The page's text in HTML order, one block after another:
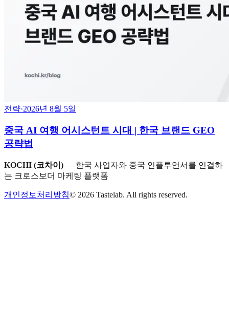
전략·2026년 8월 5일
중국 AI 여행 어시스턴트 시대 | 한국 브랜드 GEO
공략법
KOCHI (코차이) — 한국 사업자와 중국 인플루언서를 연결하
는 크로스보더 마케팅 플랫폼
개인정보처리방침© 2026 Tastelab. All rights reserved.